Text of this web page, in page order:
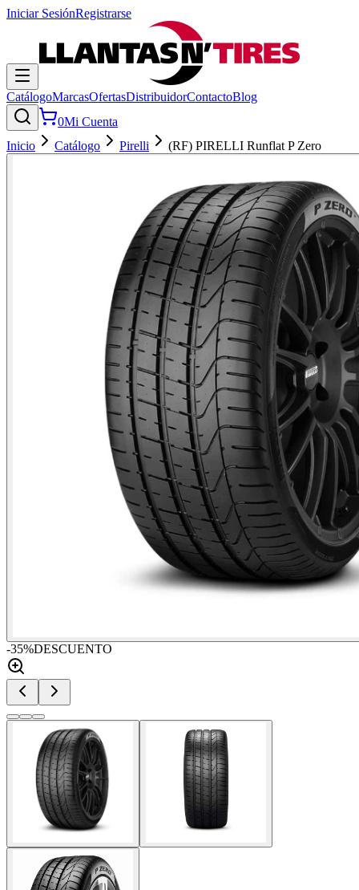
Iniciar SesiónRegistrarse
CatálogoMarcasOfertasDistribuidorContactoBlog
0Mi Cuenta
Inicio
Catálogo Pirelli (RF) PIRELLI Runflat P Zero
-35%DESCUENTO